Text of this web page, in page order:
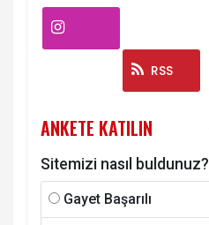
RSS
ANKETE KATILIN
Sitemizi nasıl buldunuz?
Gayet Başarılı